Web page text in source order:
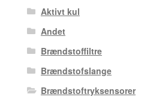
Aktivt kul
Andet
Brændstoffiltre
Brændstofslange
Brændstoftryksensorer